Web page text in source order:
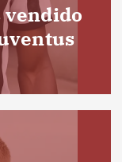
vendido